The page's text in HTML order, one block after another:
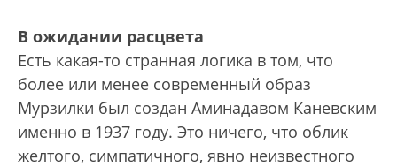
В ожидании расцвета
Есть какая-то странная логика в том, что
более или менее современный образ
Мурзилки был создан Аминадавом Каневским
именно в 1937 году. Это ничего, что облик
желтого, симпатичного, явно неизвестного